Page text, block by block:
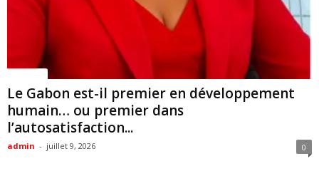
Le Gabon est-il premier en développement
humain… ou premier dans
l’autosatisfaction...
admin - juillet 9, 2026 0